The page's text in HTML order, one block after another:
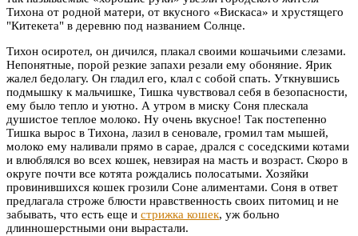
Тихона от родной матери, от вкусного «Вискаса» и хрустящего
"Китекета" в деревню под названием Солнце.
Тихон осиротел, он дичился, плакал своими кошачьими слезами.
Непонятные, порой резкие запахи резали ему обоняние. Ярик
жалел бедолагу. Он гладил его, клал с собой спать. Уткнувшись
подмышку к мальчишке, Тишка чувствовал себя в безопасности,
ему было тепло и уютно. А утром в миску Соня плескала
душистое теплое молоко. Ну очень вкусное! Так постепенно
Тишка вырос в Тихона, лазил в сеновале, громил там мышей,
молоко ему наливали прямо в сарае, дрался с соседскими котами
и влюблялся во всех кошек, невзирая на масть и возраст. Скоро в
округе почти все котята рождались полосатыми. Хозяйки
провинившихся кошек грозили Соне алиментами. Соня в ответ
предлагала строже блюсти нравственность своих питомиц и не
забывать, что есть еще и стрижка кошек, уж больно
длинношерстными они вырастали.